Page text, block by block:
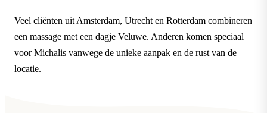
Veel cliënten uit Amsterdam, Utrecht en Rotterdam combineren
een massage met een dagje Veluwe. Anderen komen speciaal
voor Michalis vanwege de unieke aanpak en de rust van de
locatie.